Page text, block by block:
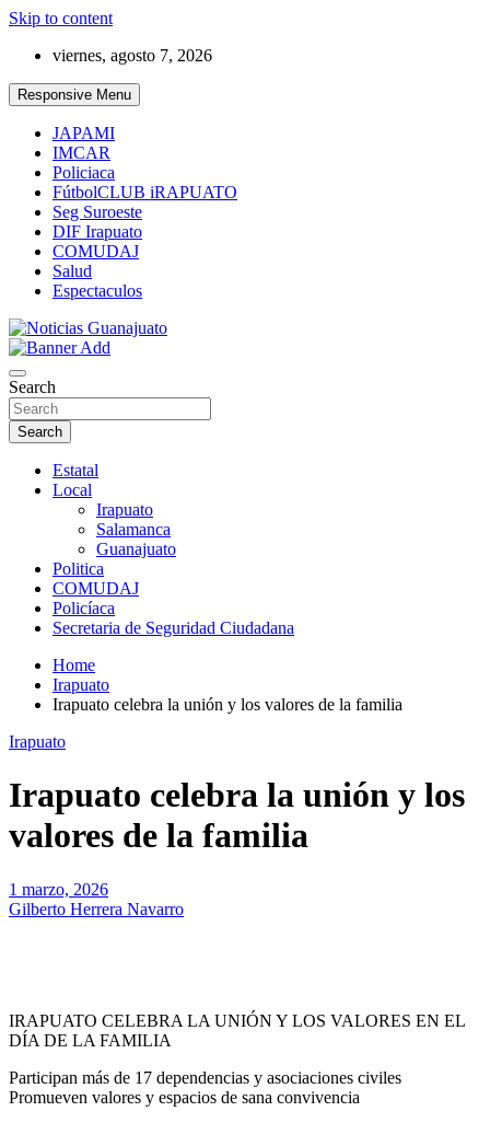
Skip to content
viernes, agosto 7, 2026
Responsive Menu
JAPAMI
IMCAR
Policiaca
FútbolCLUB iRAPUATO
Seg Suroeste
DIF Irapuato
COMUDAJ
Salud
Espectaculos
Noticias Guanajuato
Search
Search
Estatal
Local
Irapuato
Salamanca
Guanajuato
Politica
COMUDAJ
Policíaca
Secretaria de Seguridad Ciudadana
Home
Irapuato
Irapuato celebra la unión y los valores de la familia
Irapuato
Irapuato celebra la unión y los
valores de la familia
1 marzo, 2026
Gilberto Herrera Navarro
IRAPUATO CELEBRA LA UNIÓN Y LOS VALORES EN EL
DÍA DE LA FAMILIA
Participan más de 17 dependencias y asociaciones civiles
Promueven valores y espacios de sana convivencia